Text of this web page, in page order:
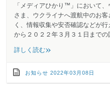
「メディアひかり™」において
さま、ウクライナへ渡航中のお
く、情報収集や安否確認などが
から２０２２年３月３１日までの
詳しく読む»
お知らせ 2022年03月08日